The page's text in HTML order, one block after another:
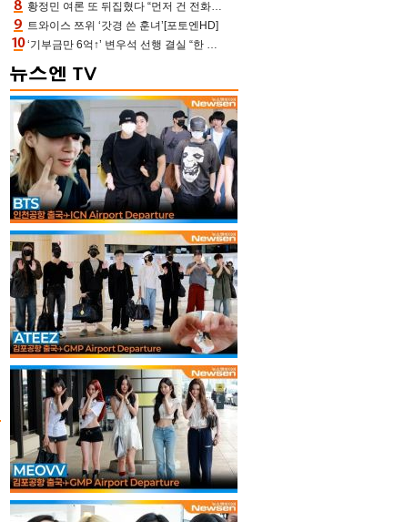
황정민 여론 또 뒤집혔다 “먼저 건 전화 62통, 그만 연락해” vs 女팬 “녹취 다 올려” 진흙탕 싸움
트와이스 쯔위 ‘갓경 쓴 훈녀’[포토엔HD]
‘기부금만 6억↑’ 변우석 선행 결실 “한 아이 치료 마쳐”‥‘유캠’ 출연자가 전한 미담